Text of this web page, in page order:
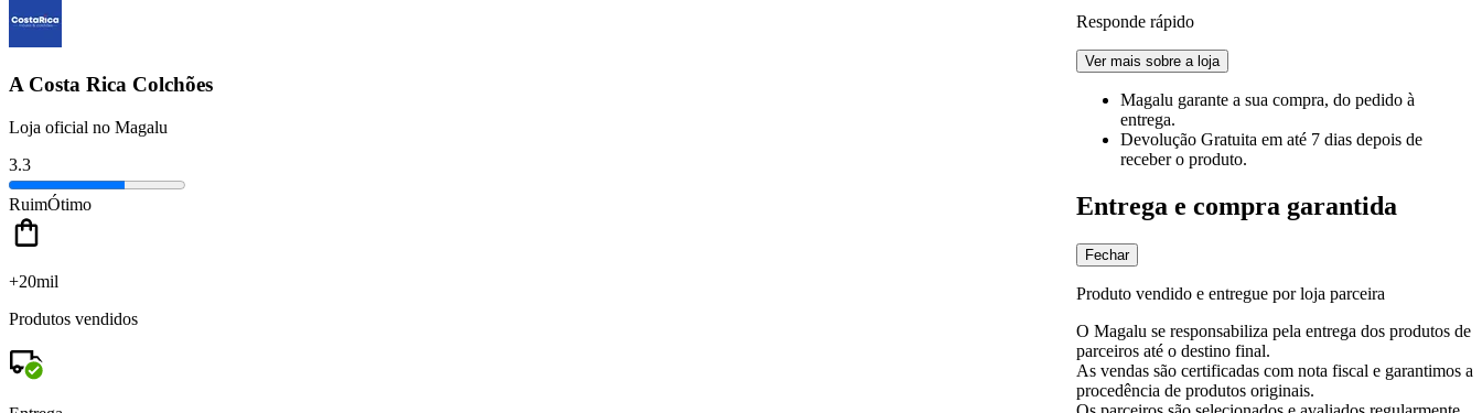
A Costa Rica Colchões
Loja oficial no Magalu
3.3
RuimÓtimo
+20mil
Produtos vendidos
Responde rápido
Ver mais sobre a loja
Magalu garante a sua compra, do pedido à
entrega.
Devolução Gratuita em até 7 dias depois de
receber o produto.
Entrega e compra garantida
Fechar
Produto vendido e entregue por loja parceira
O Magalu se responsabiliza pela entrega dos produtos de
parceiros até o destino final.
As vendas são certificadas com nota fiscal e garantimos a
procedência de produtos originais.